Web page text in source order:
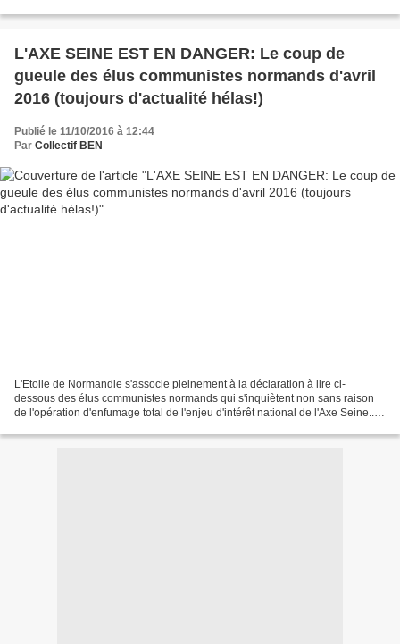
L'AXE SEINE EST EN DANGER: Le coup de
gueule des élus communistes normands d'avril
2016 (toujours d'actualité hélas!)
Publié le 11/10/2016 à 12:44
Par Collectif BEN
L'Etoile de Normandie s'associe pleinement à la déclaration à lire ci-
dessous des élus communistes normands qui s'inquiètent non sans raison
de l'opération d'enfumage total de l'enjeu d'intérêt national de l'Axe Seine...